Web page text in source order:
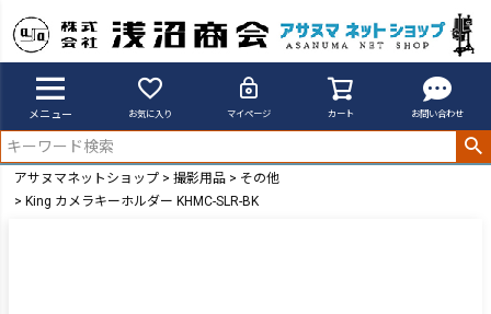
メニュー お気に入り マイページ カート お問い合わせ
アサヌマネットショップ 撮影用品
その他
King カメラキーホルダー KHMC-SLR-BK